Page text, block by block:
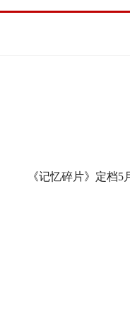
《记忆碎片》定档5